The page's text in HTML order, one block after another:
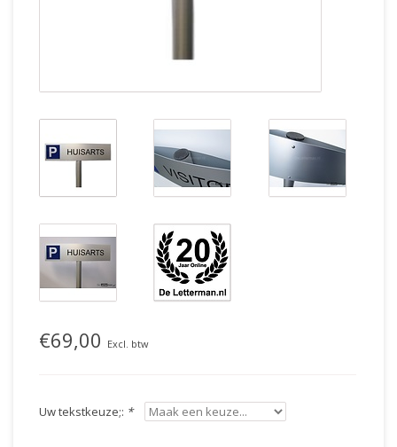
€69,00 Excl. btw
Uw tekstkeuze;: *